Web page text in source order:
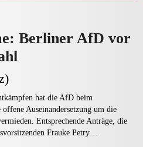
Berliner AfD vor
hat die AfD beim
Auseinandersetzung um die
Entsprechende Anträge, die
Frauke Petry…